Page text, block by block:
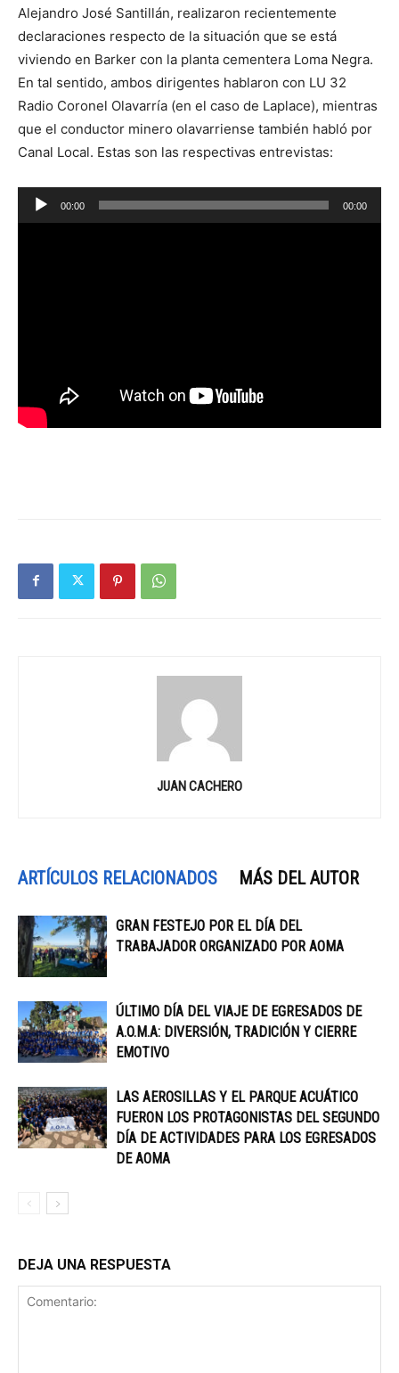
Alejandro José Santillán, realizaron recientemente
declaraciones respecto de la situación que se está
viviendo en Barker con la planta cementera Loma Negra.
En tal sentido, ambos dirigentes hablaron con LU 32
Radio Coronel Olavarría (en el caso de Laplace), mientras
que el conductor minero olavarriense también habló por
Canal Local. Estas son las respectivas entrevistas:
Reproductor
de
00:00 00:00
JUAN CACHERO
ARTÍCULOS RELACIONADOS MÁS DEL AUTOR
GRAN FESTEJO POR EL DÍA DEL
TRABAJADOR ORGANIZADO POR AOMA
ÚLTIMO DÍA DEL VIAJE DE EGRESADOS DE
A.O.M.A: DIVERSIÓN, TRADICIÓN Y CIERRE
EMOTIVO
LAS AEROSILLAS Y EL PARQUE ACUÁTICO
FUERON LOS PROTAGONISTAS DEL SEGUNDO
DÍA DE ACTIVIDADES PARA LOS EGRESADOS
DE AOMA
DEJA UNA RESPUESTA